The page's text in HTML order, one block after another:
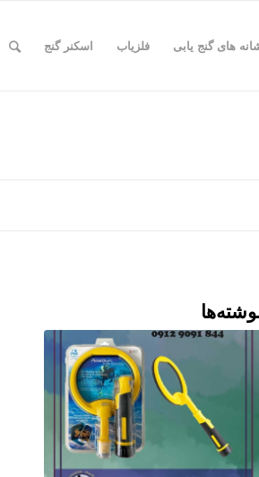
های گنج یابی فلزیاب اسکنر گنج